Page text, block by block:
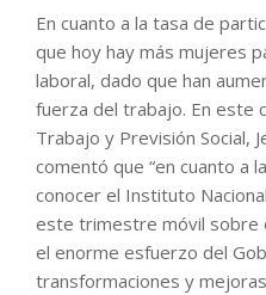
En cuanto a la tasa de
que hoy hay más mujeres
laboral, dado que han
fuerza del trabajo. En este
Trabajo y Previsión Social,
comentó que “en cuanto a
conocer el Instituto
este trimestre móvil sobre
el enorme esfuerzo del
transformaciones y